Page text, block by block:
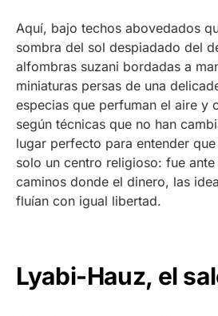
Aquí, bajo techos abovedados
sombra del sol despiadado del
alfombras suzani bordadas a
miniaturas persas de una
especias que perfuman el aire y
según técnicas que no han
lugar perfecto para entender
solo un centro religioso: fue
caminos donde el dinero, las
fluían con igual libertad.
Lyabi-Hauz, el